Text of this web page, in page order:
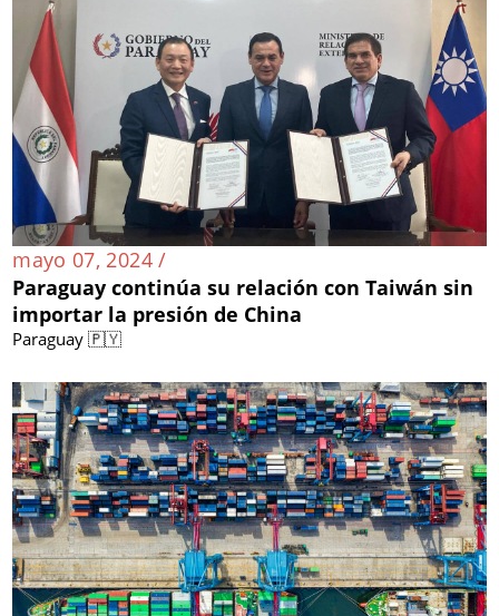
mayo 07, 2024 /
Paraguay continúa su relación con Taiwán sin
importar la presión de China
Paraguay 🇵🇾